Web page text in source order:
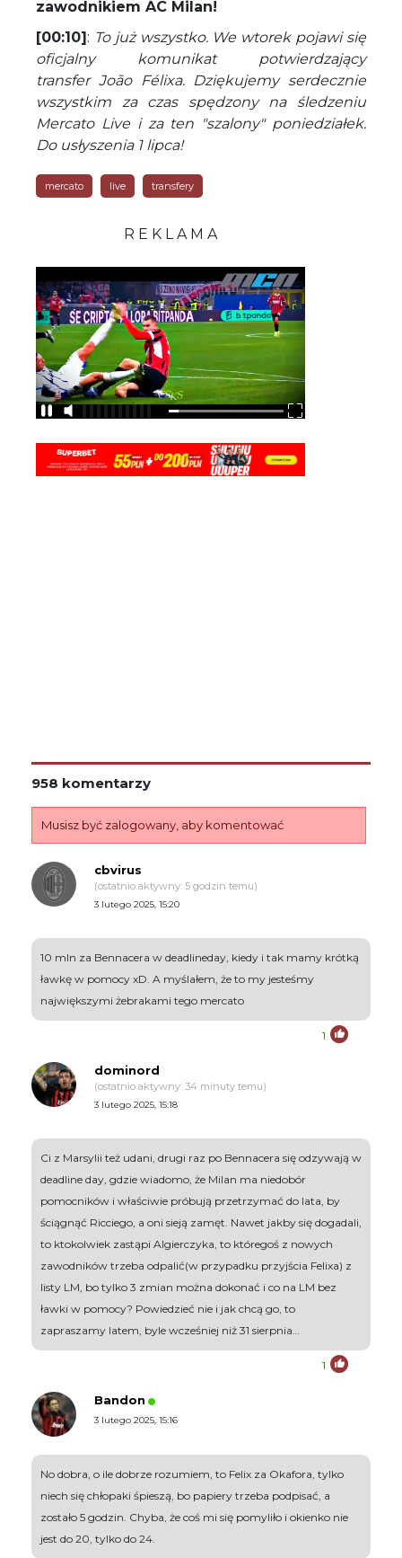
zawodnikiem AC Milan!
[00:10]: To już wszystko. We wtorek pojawi się
oficjalny komunikat potwierdzający
transfer João Félixa. Dziękujemy serdecznie
wszystkim za czas spędzony na śledzeniu
Mercato Live i za ten "szalony" poniedziałek.
Do usłyszenia 1 lipca!
mercato live transfery
R E K L A M A
958 komentarzy
Musisz być zalogowany, aby komentować
cbvirus
(ostatnio aktywny: 5 godzin temu)
3 lutego 2025, 15:20
10 mln za Bennacera w deadlineday, kiedy i tak mamy krótką
ławkę w pomocy xD. A myślałem, że to my jesteśmy
największymi żebrakami tego mercato
1
dominord
(ostatnio aktywny: 34 minuty temu)
3 lutego 2025, 15:18
Ci z Marsylii też udani, drugi raz po Bennacera się odzywają w
deadline day, gdzie wiadomo, że Milan ma niedobór
pomocników i właściwie próbują przetrzymać do lata, by
ściągnąć Ricciego, a oni sieją zamęt. Nawet jakby się dogadali,
to ktokolwiek zastąpi Algierczyka, to któregoś z nowych
zawodników trzeba odpalić(w przypadku przyjścia Felixa) z
listy LM, bo tylko 3 zmian można dokonać i co na LM bez
ławki w pomocy? Powiedzieć nie i jak chcą go, to
zapraszamy latem, byle wcześniej niż 31 sierpnia…
1
Bandon
3 lutego 2025, 15:16
No dobra, o ile dobrze rozumiem, to Felix za Okafora, tylko
niech się chłopaki śpieszą, bo papiery trzeba podpisać, a
zostało 5 godzin. Chyba, że coś mi się pomyliło i okienko nie
jest do 20, tylko do 24.